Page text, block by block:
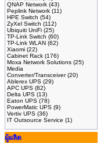
QNAP Network (43)
Peplink Network (11)
HPE Switch (54)
ZyXel Switch (112)
Ubiquiti UniFi (25)
TP-Link Switch (60)
TP-Link WLAN (62)
Xiaomi (22)
Cabinet Rack (176)
Moxa Network Solutions (25)
Media
Converter/Transceiver(20)
Ablerex UPS (29)
APC UPS (82)
Delta UPS (13)
Eaton UPS (78)
PowerMatic UPS (9)
Vertiv UPS (36)
IT Outsource Service (1)
ผู้ผลิต